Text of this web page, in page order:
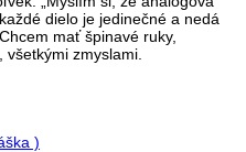
dielo je jedinečné a nedá
mať špinavé ruky,
zmyslami.
)